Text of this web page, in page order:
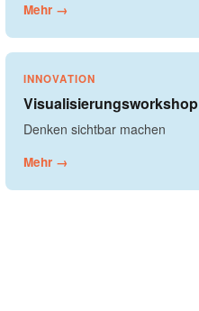
Mehr →
INNOVATION
Visualisierungsworkshop
Denken sichtbar machen
Mehr →